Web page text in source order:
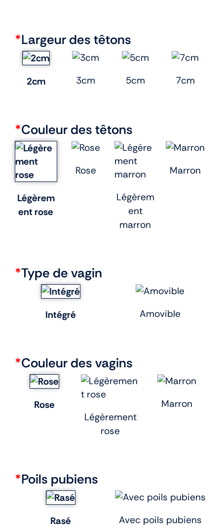
*Largeur des têtons
2cm 3cm 5cm 7cm
*Couleur des têtons
Légèrem
ent rose
Rose
Légèrem
ent
marron
Marron
*Type de vagin
Intégré Amovible
*Couleur des vagins
Rose
Légèrement
rose
Marron
*Poils pubiens
Rasé Avec poils pubiens